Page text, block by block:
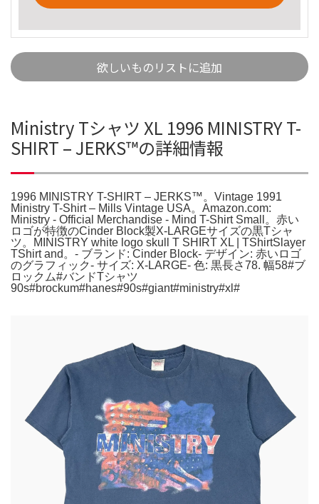
欲しいものリストに追加
Ministry Tシャツ XL 1996 MINISTRY T-
SHIRT – JERKS™の詳細情報
1996 MINISTRY T-SHIRT – JERKS™。Vintage 1991
Ministry T-Shirt – Mills Vintage USA。Amazon.com:
Ministry - Official Merchandise - Mind T-Shirt Small。赤い
ロゴが特徴のCinder Block製X-LARGEサイズの黒Tシャ
ツ。MINISTRY white logo skull T SHIRT XL | TShirtSlayer
TShirt and。- ブランド: Cinder Block- デザイン: 赤いロゴ
のグラフィック- サイズ: X-LARGE- 色: 黒長さ78. 幅58#ブ
ロックム#バンドTシャツ
90s#brockum#hanes#90s#giant#ministry#xl#